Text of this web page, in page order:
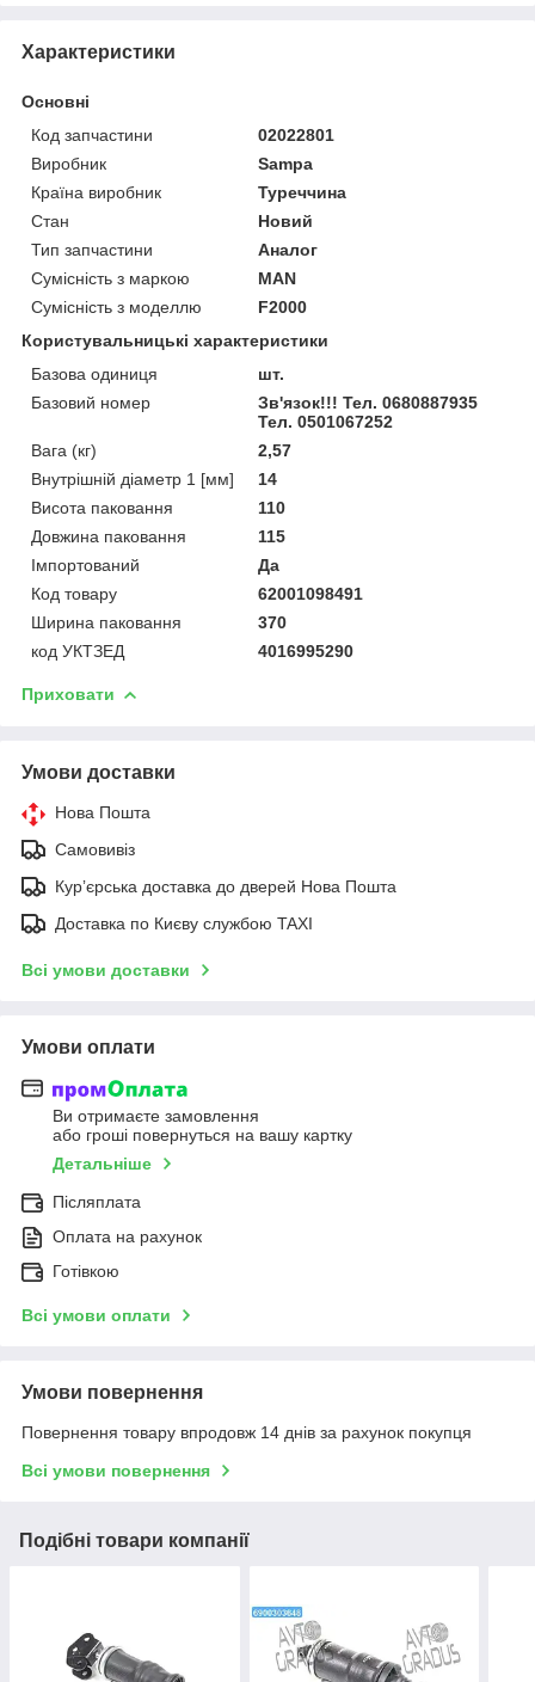
Характеристики
Основні
Код запчастини
02022801
Виробник
Sampa
Країна виробник
Туреччина
Стан
Новий
Тип запчастини
Аналог
Сумісність з маркою
MAN
Сумісність з моделлю
F2000
Користувальницькі характеристики
Базова одиниця
шт.
Базовий номер
Зв'язок!!! Тел. 0680887935
Тел. 0501067252
Вага (кг)
2,57
Внутрішній діаметр 1 [мм]
14
Висота паковання
110
Довжина паковання
115
Імпортований
Да
Код товару
62001098491
Ширина паковання
370
код УКТЗЕД
4016995290
Приховати
Умови доставки
Нова Пошта
Самовивіз
Курʼєрська доставка до дверей Нова Пошта
Доставка по Києву службою TAXI
Всі умови доставки
Умови оплати
Ви отримаєте замовлення
або гроші повернуться на вашу картку
Детальніше
Післяплата
Оплата на рахунок
Готівкою
Всі умови оплати
Умови повернення
Повернення товару впродовж 14 днів за рахунок покупця
Всі умови повернення
Подібні товари компанії